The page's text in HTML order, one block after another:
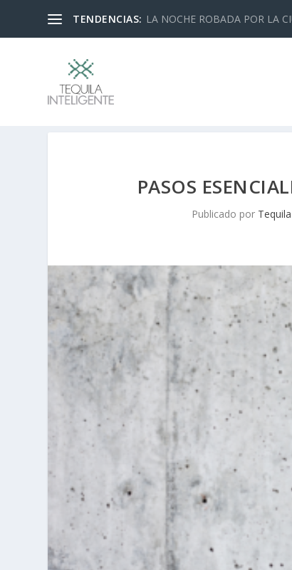
TENDENCIAS: LA NOCHE ROBADA POR LA
PASOS
Publicado por